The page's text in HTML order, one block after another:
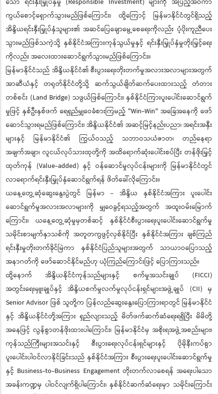
ကွယ်စောင့်ရှောက်သွားမည်ဖြစ်ကြောင်း၊ ထို့ကြောင့် မြန်မာနိုင်ငံတွင်ရှိသည့်
အိန္ဒိယရင်းနှီးမြှုပ်နှံသူများ၏ အဆင်ပြေချောမွေ့စေရေးကိုလည်း ပံ့ပိုးကူညီပေး
သွားမည်ဖြစ်သကဲ့သို့ နှစ်နိုင်ငံအကြားကုန်သွယ်မှုနှင့် ရင်းနှီးမြှုပ်နှံမှုတိုးမြှင့်ရေး
ကိုလည်း အလေးထားဆောင်ရွက်သွားမည်ဖြစ်ကြောင်း။
မြန်မာနိုင်ငံသည် အိန္ဒိယနိုင်ငံ၏ စီးပွားရေးတိုးတက်မှုအလားအလာများအတွက်
အာဆီယံနှင့် တရုတ်နိုင်ငံတို့သို့ ဆက်သွယ်ချိတ်ဆက်ပေးထားသည့် တံတား
တစ်စင်း (Land Bridge) သဖွယ်ဖြစ်ကြောင်း၊ နှစ်နိုင်ငံကြားပူးပေါင်းဆောင်ရွက်
မှုဖြင့် နှစ်ဦးနှစ်ဖက် ရေရှည်မျှဝေခံစားကြမည့် "Win-Win" အခြေအနေကို ဖော်
ဆောင်သွားရမည်ဖြစ်ကြောင်း၊ အိန္ဒိယနိုင်ငံ၏ အဆင့်မြင့်နည်းပညာ၊ အရင်းအနှီး
များနှင့် မြန်မာနိုင်ငံ၏ ကြွယ်ဝသည့် သဘာဝသယံဇာတ၊ တည်နေရာ
အချက်အချာ၊ လူငယ်လုပ်သားထုတို့ကို အထိရောက်ဆုံးပေါင်းစပ်ပြီး တန်ဖိုးမြှင့်
ထုတ်ကုန် (Value-added) နှင့် ဝန်ဆောင်မှုလုပ်ငန်းများကို မြန်မာနိုင်ငံတွင်
လာရောက်ရင်းနှီးမြှုပ်နှံဆောင်ရွက်ရန် ဖိတ်ခေါ်လိုကြောင်း။
ယနေ့တွေ့ဆုံဆွေးနွေးပွဲတွင် မြန်မာ - အိန္ဒိယ နှစ်နိုင်ငံအကြား ပူးပေါင်း
ဆောင်ရွက်မှုအလားအလာများကို မျှဝေခွင့်ရသည့်အတွက် အထူးဝမ်းမြောက်
ကြောင်း၊ ယနေ့တွေ့ဆုံမှုမှတစ်ဆင့် နှစ်နိုင်ငံစီးပွားရေးပူးပေါင်းဆောင်ရွက်မှု
သမိုင်းစာမျက်နှာသစ်ကို အတူတကွဖွင့်လှစ်နိုင်ပြီး နှစ်နိုင်ငံအကြား ချစ်ကြည်
ရင်းနှီးမှုတိုးတက်ခိုင်မြဲကာ နှစ်နိုင်ငံပြည်သူများအတွက် သာယာဝပြောသည့်
အနာဂတ်ကို ဖော်ဆောင်နိုင်မည်ဟု ယုံကြည်ကြောင်းဖြင့် ပြောကြားသည်။
ထို့နောက် အိန္ဒိယနိုင်ငံကုန်သည်များနှင့် စက်မှုအသင်းချုပ် (FICCI)
အတွင်းရေးမှူးချုပ်နှင့် အိန္ဒိယစက်မှုလက်မှုလုပ်ငန်းရှင်များအဖွဲ့ချုပ် (CII) မှ
Senior Advisor ဖြစ် သူတို့က ပြန်လည်ဆွေးနွေးပြောကြားရာတွင် မြန်မာနိုင်ငံ
နှင့် အိန္ဒိယနိုင်ငံတို့အကြား ရှည်လျားသည့် မိတ်ဖက်ဆက်ဆံရေးရရှိပြီး မိမိတို့
အနေဖြင့် လွန်စွာတန်ဖိုးထားပါကြောင်း၊ မြန်မာနိုင်ငံမှ အစိုးရအဖွဲ့အစည်းများ၊
ကုန်သည်ကြီးများအသင်းနှင့် စီးပွားရေးလုပ်ငန်းရှင်များနှင့် ပိုမိုနီးကပ်စွာ
ပူးပေါင်းပါဝင်လာနိုင်ခြင်းသည် နှစ်နိုင်ငံအကြား စီးပွားရေးပူးပေါင်းဆောင်ရွက်မှု
နှင့် Business-to-Business Engagement တိုးတက်လာစေရန် အရေးပါသော
အခန်းကဏ္ဍမှ ပါဝင်လျက်ရှိပါကြောင်း၊ နှစ်နိုင်ငံဆက်ဆံရေးမှာ သမိုင်းကြောင်း